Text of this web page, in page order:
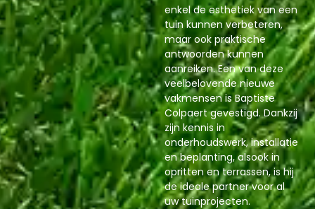
enkel de esthetiek van een
tuin kunnen verbeteren,
maar ook praktische
antwoorden kunnen
aanreiken. Een van deze
veelbelovende nieuwe
vakmensen is Baptiste
Colpaert gevestigd. Dankzij
zijn kennis in
onderhoudswerk, installatie
en beplanting, alsook in
opritten en terrassen, is hij
de ideale partner voor al
uw tuinprojecten.